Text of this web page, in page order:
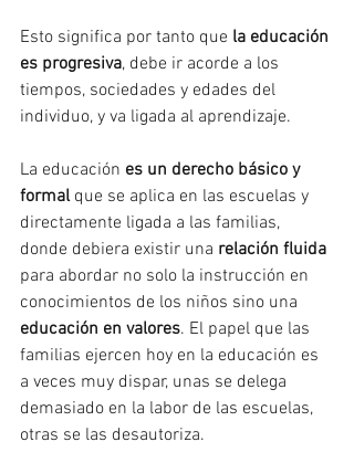
Esto significa por tanto que la educación
es progresiva, debe ir acorde a los
tiempos, sociedades y edades del
individuo, y va ligada al aprendizaje.
La educación es un derecho básico y
formal que se aplica en las escuelas y
directamente ligada a las familias,
donde debiera existir una relación fluida
para abordar no solo la instrucción en
conocimientos de los niños sino una
educación en valores. El papel que las
familias ejercen hoy en la educación es
a veces muy dispar, unas se delega
demasiado en la labor de las escuelas,
otras se las desautoriza.